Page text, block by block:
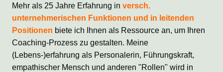
Mehr als 25 Jahre Erfahrung in versch.
unternehmerischen Funktionen und in leitenden
Positionen biete ich Ihnen als Ressource an, um Ihren
Coaching-Prozess zu gestalten. Meine
(Lebens-)erfahrung als Personalerin, Führungskraft,
empathischer Mensch und anderen "Rollen" wird in